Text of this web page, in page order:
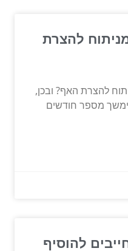
להצרת
להצרת האף? ובכן,
מספר חודשים
להוסיף